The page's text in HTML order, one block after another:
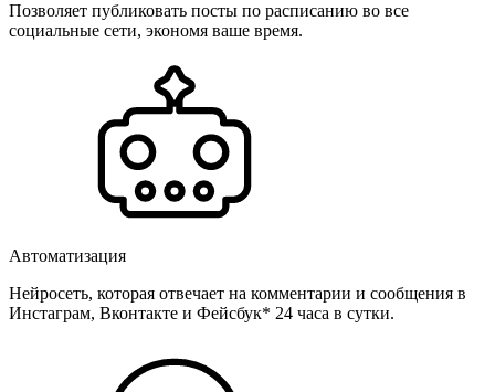
Позволяет публиковать посты по расписанию во все
социальные сети, экономя ваше время.
Автоматизация
Нейросеть, которая отвечает на комментарии и сообщения в
Инстаграм, Вконтакте и Фейсбук* 24 часа в сутки.